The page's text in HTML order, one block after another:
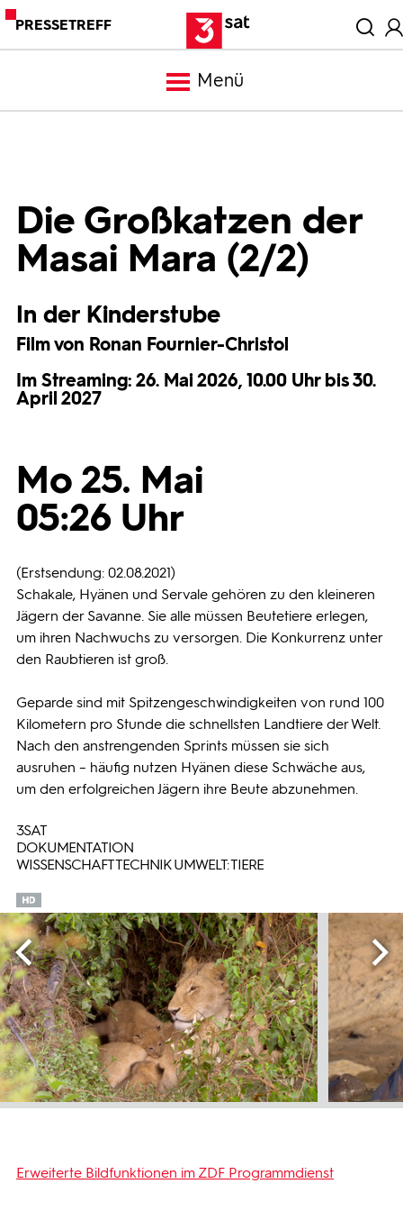
PRESSETREFF
Menü
Mediathek
Trailer
Bilder
3sat
Die Großkatzen der
Masai Mara (2/2)
In der Kinderstube
Film von Ronan Fournier-Christol
Im Streaming: 26. Mai 2026, 10.00 Uhr bis 30.
April 2027
Mo 25. Mai
05:26 Uhr
(Erstsendung: 02.08.2021)
Schakale, Hyänen und Servale gehören zu den kleineren
Jägern der Savanne. Sie alle müssen Beutetiere erlegen,
um ihren Nachwuchs zu versorgen. Die Konkurrenz unter
den Raubtieren ist groß.
Geparde sind mit Spitzengeschwindigkeiten von rund 100
Kilometern pro Stunde die schnellsten Landtiere der Welt.
Nach den anstrengenden Sprints müssen sie sich
ausruhen – häufig nutzen Hyänen diese Schwäche aus,
um den erfolgreichen Jägern ihre Beute abzunehmen.
3SAT
DOKUMENTATION
WISSENSCHAFT TECHNIK UMWELT: TIERE
Erweiterte Bildfunktionen im ZDF Programmdienst